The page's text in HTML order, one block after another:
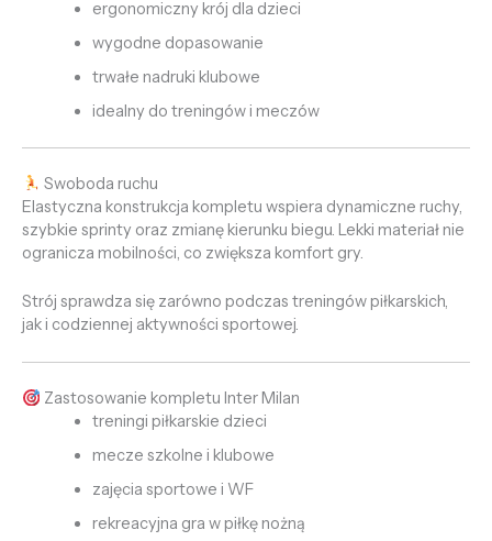
ergonomiczny krój dla dzieci
wygodne dopasowanie
trwałe nadruki klubowe
idealny do treningów i meczów
Swoboda ruchu
Elastyczna konstrukcja kompletu wspiera dynamiczne ruchy,
szybkie sprinty oraz zmianę kierunku biegu. Lekki materiał nie
ogranicza mobilności, co zwiększa komfort gry.
Strój sprawdza się zarówno podczas treningów piłkarskich,
jak i codziennej aktywności sportowej.
Zastosowanie kompletu Inter Milan
treningi piłkarskie dzieci
mecze szkolne i klubowe
zajęcia sportowe i WF
rekreacyjna gra w piłkę nożną